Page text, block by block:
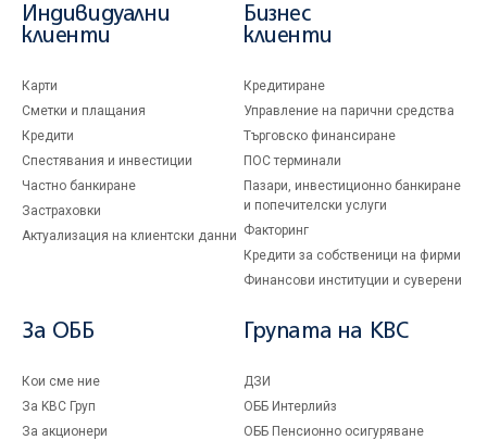
Индивидуални
клиенти
Карти
Сметки и плащания
Кредити
Спестявания и инвестиции
Частно банкиране
Застраховки
Актуализация на клиентски данни
Бизнес
клиенти
Кредитиране
Управление на парични средства
Търговско финансиране
ПОС терминали
Пазари, инвестиционно банкиране
и попечителски услуги
Факторинг
Кредити за собственици на фирми
Финансови институции и суверени
За ОББ
Кои сме ние
За KBC Груп
За акционери
Групата на KBC
ДЗИ
ОББ Интерлийз
ОББ Пенсионно осигуряване